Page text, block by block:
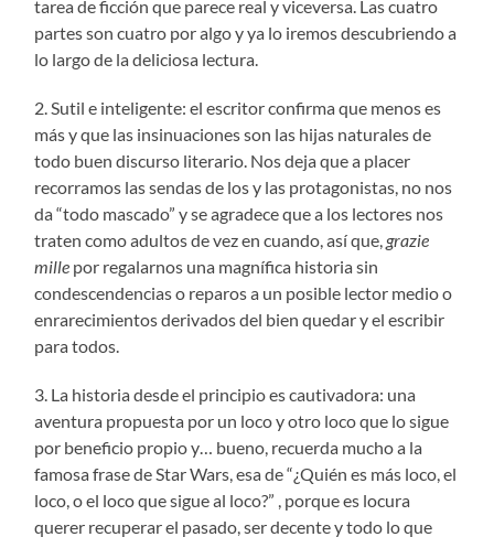
tarea de ficción que parece real y viceversa. Las cuatro
partes son cuatro por algo y ya lo iremos descubriendo a
lo largo de la deliciosa lectura.
2. Sutil e inteligente: el escritor confirma que menos es
más y que las insinuaciones son las hijas naturales de
todo buen discurso literario. Nos deja que a placer
recorramos las sendas de los y las protagonistas, no nos
da “todo mascado” y se agradece que a los lectores nos
traten como adultos de vez en cuando, así que, grazie
mille por regalarnos una magnífica historia sin
condescendencias o reparos a un posible lector medio o
enrarecimientos derivados del bien quedar y el escribir
para todos.
3. La historia desde el principio es cautivadora: una
aventura propuesta por un loco y otro loco que lo sigue
por beneficio propio y… bueno, recuerda mucho a la
famosa frase de Star Wars, esa de “¿Quién es más loco, el
loco, o el loco que sigue al loco?” , porque es locura
querer recuperar el pasado, ser decente y todo lo que